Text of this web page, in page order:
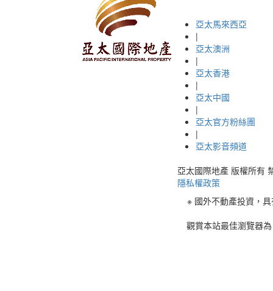
亞太馬來西亞
|
亞太澳洲
|
亞太香港
|
亞太中國
|
亞太官方粉絲團
|
亞太影音頻道
亞太國際地產 版權所有
隱私權政策
※ 國外不動產投資，
觀賞本站最佳瀏覽器